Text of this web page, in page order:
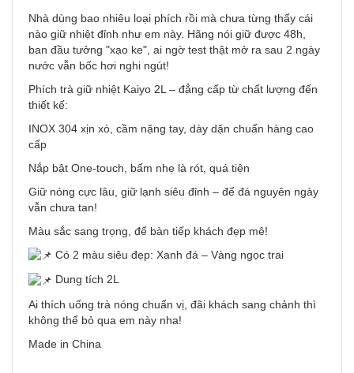
Nhà dùng bao nhiêu loại phích rồi mà chưa từng thấy cái
nào giữ nhiệt đỉnh như em này. Hãng nói giữ được 48h,
ban đầu tưởng "xạo ke", ai ngờ test thật mở ra sau 2 ngày
nước vẫn bốc hơi nghi ngút!
Phích trà giữ nhiệt Kaiyo 2L – đẳng cấp từ chất lượng đến
thiết kế:
INOX 304 xịn xò, cầm nặng tay, dày dặn chuẩn hàng cao
cấp
Nắp bật One-touch, bấm nhẹ là rót, quá tiện
Giữ nóng cực lâu, giữ lạnh siêu đỉnh – để đá nguyên ngày
vẫn chưa tan!
Màu sắc sang trọng, để bàn tiếp khách đẹp mê!
Có 2 màu siêu đẹp: Xanh đá – Vàng ngọc trai
Dung tích 2L
Ai thích uống trà nóng chuẩn vị, đãi khách sang chảnh thì
không thể bỏ qua em này nha!
Made in China